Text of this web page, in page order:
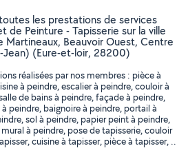
les prestations de services
de Peinture - Tapisserie sur la ville
Beauvoir Ouest, Centre
Jean) (Eure-et-loir, 28200)
réalisées par nos membres : pièce à
à peindre, escalier à peindre, couloir à
de bains à peindre, façade à peindre,
peindre, baignoire à peindre, portail à
sol à peindre, papier peint à peindre,
à peindre, pose de tapisserie, couloir
cuisine à tapisser, pièce à tapisser, ..